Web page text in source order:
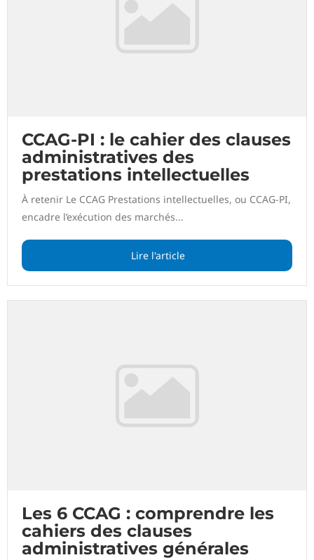
CCAG-PI : le cahier des clauses
administratives des
prestations intellectuelles
À retenir Le CCAG Prestations intellectuelles, ou CCAG-PI,
encadre l’exécution des marchés...
Lire l'article
Les 6 CCAG : comprendre les
cahiers des clauses
administratives générales